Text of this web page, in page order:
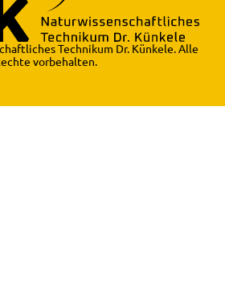
Technikum Dr. Künkele. Alle
vorbehalten.